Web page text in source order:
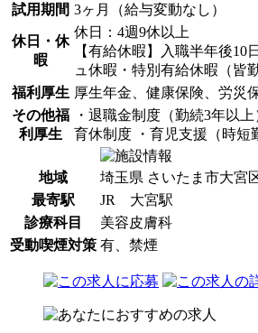
試用期間 3ヶ月（給与変動なし）
休日・休
暇
休日：4週9休以上
【有給休暇】入職半年後
ュ休暇・特別有給休暇（皆
福利厚生 厚生年金、健康保険、労災
その他福
利厚生
・退職金制度（勤続3年以
育休制度 ・育児支援（時
地域
埼玉県 さいたま市大宮
最寄駅
JR 大宮駅
診療科目
美容皮膚科
受動喫煙対策 有、禁煙